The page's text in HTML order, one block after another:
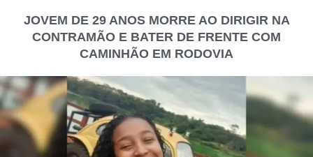
JOVEM DE 29 ANOS MORRE AO DIRIGIR NA
CONTRAMÃO E BATER DE FRENTE COM
CAMINHÃO EM RODOVIA